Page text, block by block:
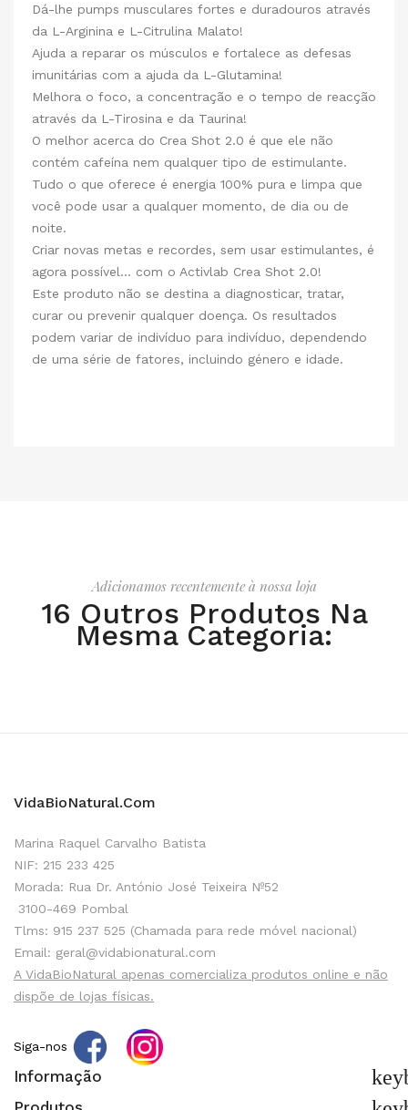
Dá-lhe pumps musculares fortes e duradouros através
da L-Arginina e L-Citrulina Malato!
Ajuda a reparar os músculos e fortalece as defesas
imunitárias com a ajuda da L-Glutamina!
Melhora o foco, a concentração e o tempo de reacção
através da L-Tirosina e da Taurina!
O melhor acerca do Crea Shot 2.0 é que ele não
contém cafeína nem qualquer tipo de estimulante.
Tudo o que oferece é energia 100% pura e limpa que
você pode usar a qualquer momento, de dia ou de
noite.
Criar novas metas e recordes, sem usar estimulantes, é
agora possível… com o Activlab Crea Shot 2.0!
Este produto não se destina a diagnosticar, tratar,
curar ou prevenir qualquer doença. Os resultados
podem variar de indivíduo para indivíduo, dependendo
de uma série de fatores, incluindo género e idade.
Adicionamos recentemente à nossa loja
16 Outros Produtos Na
Mesma Categoria:
VidaBioNatural.com
Marina Raquel Carvalho Batista
NIF: 215 233 425
Morada: Rua Dr. António José Teixeira Nº52
3100-469 Pombal
Tlms: 915 237 525 (Chamada para rede móvel nacional)
Email: geral@vidabionatural.com
A VidaBioNatural apenas comercializa produtos online e não
dispõe de lojas físicas.
Siga-nos
Informação